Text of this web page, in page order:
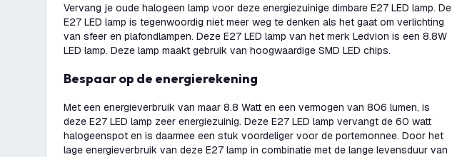
Vervang je oude halogeen lamp voor deze energiezuinige dimbare E27 LED lamp. De
E27 LED lamp is tegenwoordig niet meer weg te denken als het gaat om verlichting
van sfeer en plafondlampen. Deze E27 LED lamp van het merk Ledvion is een 8.8W
LED lamp. Deze lamp maakt gebruik van hoogwaardige SMD LED chips.
Bespaar op de energierekening
Met een energieverbruik van maar 8.8 Watt en een vermogen van 806 lumen, is
deze E27 LED lamp zeer energiezuinig. Deze E27 LED lamp vervangt de 60 watt
halogeenspot en is daarmee een stuk voordeliger voor de portemonnee. Door het
lage energieverbruik van deze E27 lamp in combinatie met de lange levensduur van